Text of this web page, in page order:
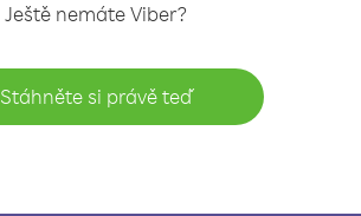
Ještě nemáte Viber?
Stáhněte si právě teď